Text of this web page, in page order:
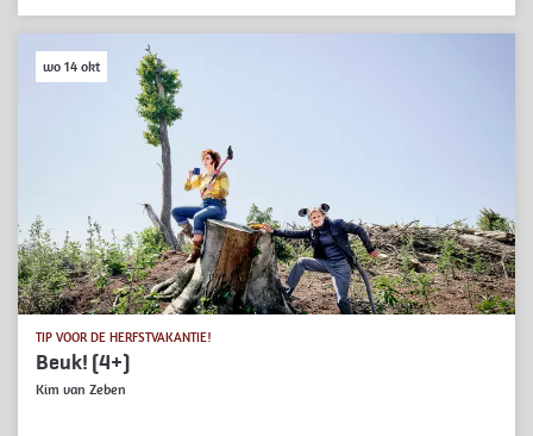
Beuk! (4+)
Kim van Zeben
TIP VOOR DE HERFSTVAKANTIE!
wo 14 okt